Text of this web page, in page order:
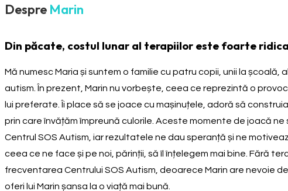
Despre Marin
Din păcate, costul lunar al terapiilor este foarte
Mă numesc Maria și suntem o familie cu patru copii, unii la
autism. În prezent, Marin nu vorbește, ceea ce reprezintă o
lui preferate. Îi place să se joace cu mașinuțele, adoră să
prin care învățăm împreună culorile. Aceste momente de joacă
Centrul SOS Autism, iar rezultatele ne dau speranță și ne
ceea ce ne face și pe noi, părinții, să îl înțelegem mai bine. Fără
frecventarea Centrului SOS Autism, deoarece Marin are nevoie
oferi lui Marin șansa la o viață mai bună.